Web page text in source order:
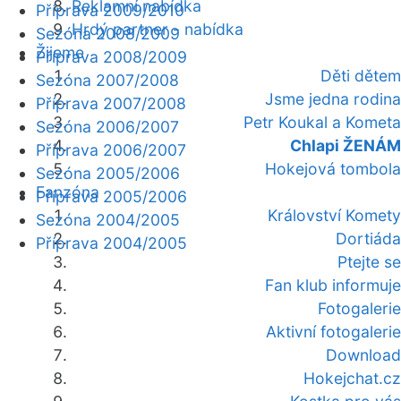
Reklamní nabídka
Hrdý partner - nabídka
Žijeme
Děti dětem
Jsme jedna rodina
Petr Koukal a Kometa
Chlapi ŽENÁM
Hokejová tombola
Fanzóna
Království Komety
Dortiáda
Ptejte se
Fan klub informuje
Fotogalerie
Aktivní fotogalerie
Download
Hokejchat.cz
Příprava 2009/2010
Sezóna 2008/2009
Příprava 2008/2009
Sezóna 2007/2008
Příprava 2007/2008
Sezóna 2006/2007
Příprava 2006/2007
Sezóna 2005/2006
Příprava 2005/2006
Sezóna 2004/2005
Příprava 2004/2005